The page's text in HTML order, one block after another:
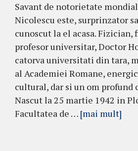
Savant de notorietate
Nicolescu este, surprinzator
cunoscut la el acasa.
profesor universitar, Doctor
catorva universitati din tara,
al Academiei Romane,
cultural, dar si un om profund
Nascut la 25 martie 1942 in
Facultatea de … [mai mult]